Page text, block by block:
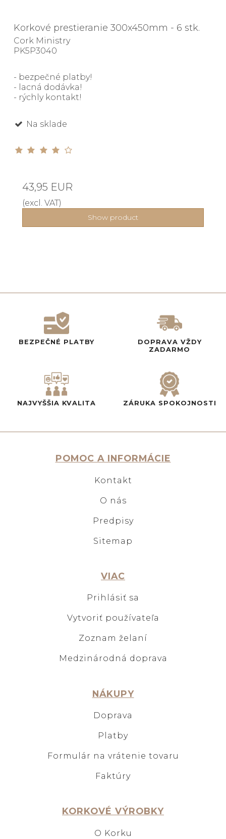
Korkové prestieranie 300x450mm - 6 stk.
Cork Ministry
PK5P3040
- bezpečné platby!
- lacná dodávka!
- rýchly kontakt!
Na sklade
43,95 EUR
(excl. VAT)
Show product
BEZPEČNÉ PLATBY
DOPRAVA VŽDY
ZADARMO
NAJVYŠŠIA KVALITA ZÁRUKA SPOKOJNOSTI
POMOC A INFORMÁCIE
Kontakt
O nás
Predpisy
Sitemap
VIAC
Prihlásiť sa
Vytvoriť používateľa
Zoznam želaní
Medzinárodná doprava
NÁKUPY
Doprava
Platby
Formulár na vrátenie tovaru
Faktúry
KORKOVÉ VÝROBKY
O Korku